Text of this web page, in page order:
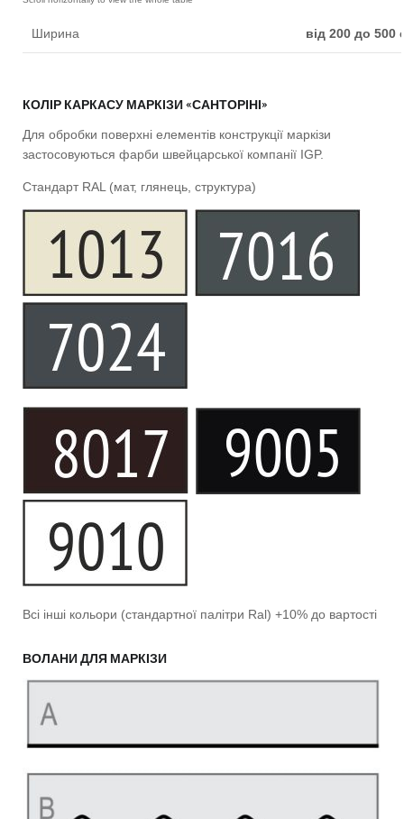
Ширина від 200 до 500
Оптимальний кут нахилу
Тканина акрилова
КОЛІР КАРКАСУ МАРКІЗИ «САНТОРІНІ»
Для обробки поверхні елементів конструкції маркізи
застосовуються фарби швейцарської компанії IGP.
Стандарт RAL (мат, глянець, структура)
Всі інші кольори (стандартної палітри Ral) +10% до вартості
ВОЛАНИ ДЛЯ МАРКІЗИ